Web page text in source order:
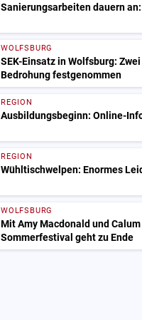
Sanierungsarbeiten dauern
WOLFSBURG
SEK-Einsatz in Wolfsburg:
Bedrohung festgenommen
REGION
Ausbildungsbeginn: Online-
REGION
Wühltischwelpen: Enormes
WOLFSBURG
Mit Amy Macdonald und
Sommerfestival geht zu Ende